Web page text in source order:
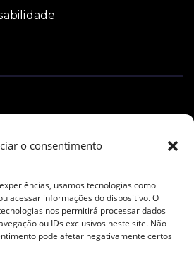
o consentimento
usamos tecnologias como
acessar informações do dispositivo. O
nos permitirá processar dados
ou IDs exclusivos neste site. Não
pode afetar negativamente certos
Instagram
TikTokYoutube
E-
mail